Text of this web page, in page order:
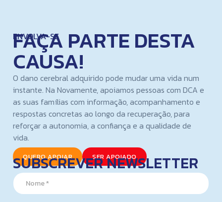
ENVOLVA-SE
FAÇA PARTE DESTA
CAUSA!
O dano cerebral adquirido pode mudar uma vida num
instante. Na Novamente, apoiamos pessoas com DCA e
as suas famílias com informação, acompanhamento e
respostas concretas ao longo da recuperação, para
reforçar a autonomia, a confiança e a qualidade de
vida.
QUERO APOIAR SER APOIADO
SUBSCREVER NEWSLETTER
N
a
m